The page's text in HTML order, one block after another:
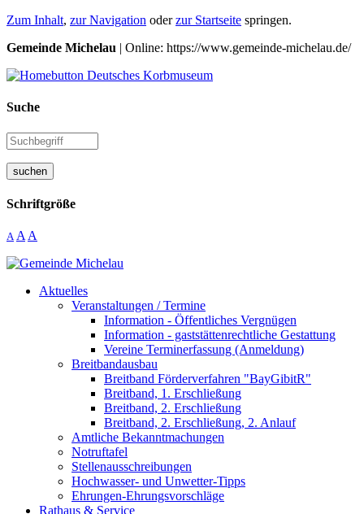
Zum Inhalt, zur Navigation oderzur Startseite springen.
Gemeinde Michelau | Online: https://www.gemeinde-michelau.de/
Suche
suchen
Schriftgröße
A A A
Aktuelles
Veranstaltungen / Termine
Information - Öffentliches Vergnügen
Information - gaststättenrechtliche Gestattung
Vereine Terminerfassung (Anmeldung)
Breitbandausbau
Breitband Förderverfahren "BayGibitR"
Breitband, 1. Erschließung
Breitband, 2. Erschließung
Breitband, 2. Erschließung, 2. Anlauf
Amtliche Bekanntmachungen
Notruftafel
Stellenausschreibungen
Hochwasser- und Unwetter-Tipps
Ehrungen-Ehrungsvorschläge
Rathaus & Service